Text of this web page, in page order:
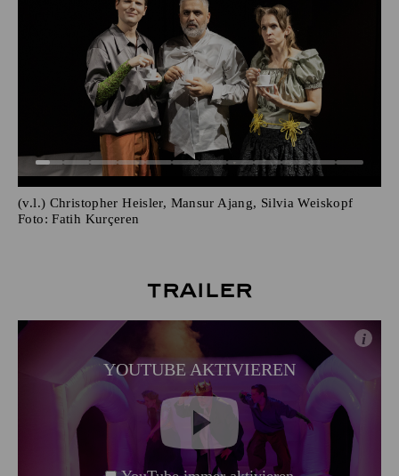
(v.l.) Christopher Heisler, Mansur Ajang, Silvia Weiskopf
Foto: Fatih Kurçeren
Trailer
YOUTUBE AKTIVIEREN
i